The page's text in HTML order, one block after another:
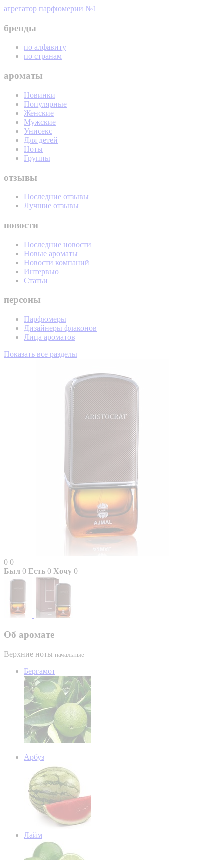
агрегатор парфюмерии №1
бренды
по алфавиту
по странам
ароматы
Новинки
Популярные
Женские
Мужские
Унисекс
Для детей
Ноты
Группы
отзывы
Последние отзывы
Лучшие отзывы
новости
Последние новости
Новые ароматы
Новости компаний
Интервью
Статьи
персоны
Парфюмеры
Дизайнеры флаконов
Лица ароматов
Показать все разделы
0 0
Был 0 Есть 0 Хочу 0
Об аромате
Верхние ноты начальные
Бергамот
Арбуз
Лайм